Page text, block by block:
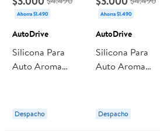
Ahorra $1.490
AutoDrive
Silicona Para
Auto Aroma
Despacho
Ahorra $1.490
AutoDrive
Silicona Para
Auto Aroma
Despacho